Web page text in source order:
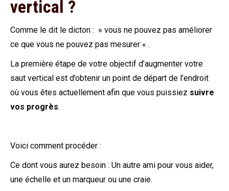
vertical ?
Comme le dit le dicton : » vous ne pouvez pas améliorer
ce que vous ne pouvez pas mesurer « .
La première étape de votre objectif d’augmenter votre
saut vertical est d’obtenir un point de départ de l’endroit
où vous êtes actuellement afin que vous puissiez suivre
vos progrès.
Voici comment procéder :
Ce dont vous aurez besoin : Un autre ami pour vous aider,
une échelle et un marqueur ou une craie.